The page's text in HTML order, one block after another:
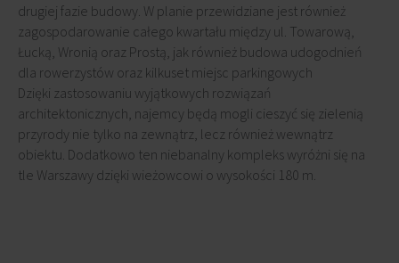
drugiej fazie budowy. W planie przewidziane jest również
zagospodarowanie całego kwartału między ul. Towarową,
Łucką, Wronią oraz Prostą, jak również budowa udogodnień
dla rowerzystów oraz kilkuset miejsc parkingowych
Dzięki zastosowaniu wyjątkowych rozwiązań
architektonicznych, najemcy będą mogli cieszyć się zielenią
przyrody nie tylko na zewnątrz, lecz również wewnątrz
obiektu. Dodatkowo ten niebanalny kompleks wyróżni się na
tle Warszawy dzięki wieżowcowi o wysokości 180 m.